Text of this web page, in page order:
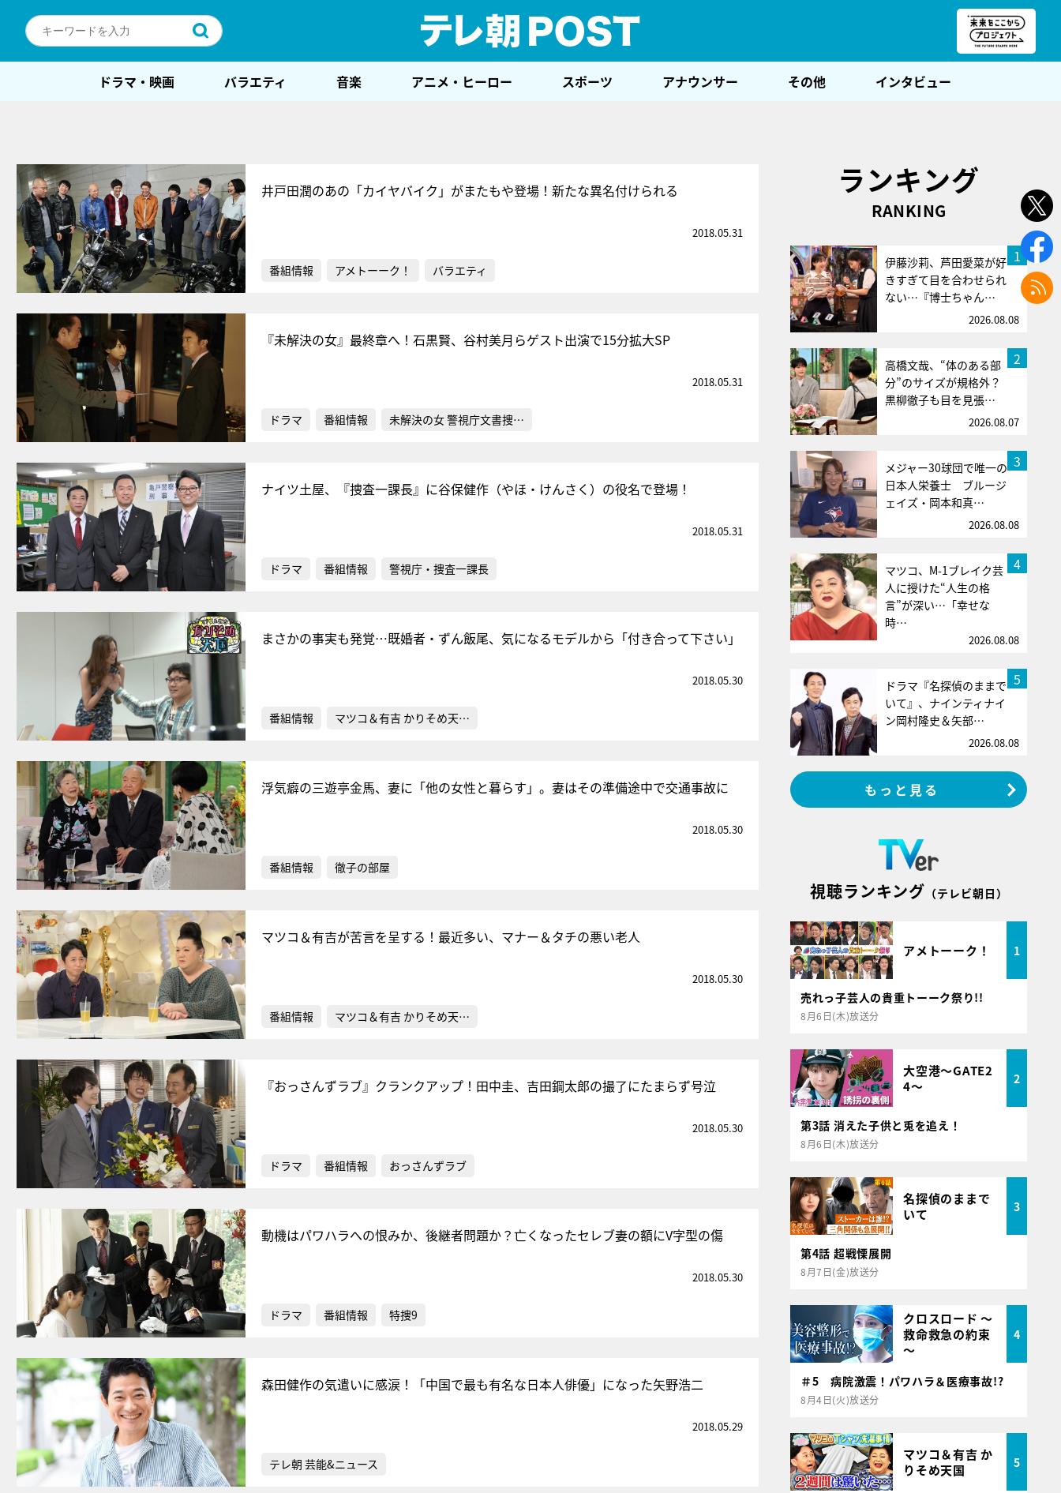
ドラマ・映画 バラエティ 音楽 アニメ・ヒーロー スポーツ アナウンサー その他 インタビュー
井戸田潤のあの「カイヤバイク」がまたもや登場！新たな異名付けられる
2018.05.31
番組情報 アメトーーク！ バラエティ
『未解決の女』最終章へ！石黒賢、谷村美月らゲスト出演で15分拡大SP
2018.05.31
ドラマ 番組情報 未解決の女 警視庁文書捜…
ナイツ土屋、『捜査一課長』に谷保健作（やほ・けんさく）の役名で登場！
2018.05.31
ドラマ 番組情報 警視庁・捜査一課長
まさかの事実も発覚…既婚者・ずん飯尾、気になるモデルから「付き合って下さい」
2018.05.30
番組情報 マツコ＆有吉 かりそめ天…
浮気癖の三遊亭金馬、妻に「他の女性と暮らす」。妻はその準備途中で交通事故に
2018.05.30
番組情報 徹子の部屋
マツコ＆有吉が苦言を呈する！最近多い、マナー＆タチの悪い老人
2018.05.30
番組情報 マツコ＆有吉 かりそめ天…
『おっさんずラブ』クランクアップ！田中圭、吉田鋼太郎の撮了にたまらず号泣
2018.05.30
ドラマ 番組情報 おっさんずラブ
動機はパワハラへの恨みか、後継者問題か？亡くなったセレブ妻の額にV字型の傷
2018.05.30
ドラマ 番組情報 特捜9
森田健作の気遣いに感涙！「中国で最も有名な日本人俳優」になった矢野浩二
2018.05.29
テレ朝 芸能&ニュース
ランキング
RANKING
1
伊藤沙莉、芦田愛菜が好
きすぎて目を合わせられ
ない…『博士ちゃん…
2026.08.08
2
高橋文哉、“体のある部
分”のサイズが規格外？
黒柳徹子も目を見張…
2026.08.07
3
メジャー30球団で唯一の
日本人栄養士 ブルージ
ェイズ・岡本和真…
2026.08.08
4
マツコ、M-1ブレイク芸
人に授けた“人生の格
言”が深い…「幸せな
時…
2026.08.08
5
ドラマ『名探偵のままで
いて』、ナインティナイ
ン岡村隆史＆矢部…
2026.08.08
もっと見る
視聴ランキング （テレビ朝日）
アメトーーク！ 1
売れっ子芸人の貴重トーーク祭り!!
8月6日(木)放送分
大空港～GATE2
4～
2
第3話 消えた子供と兎を追え！
8月6日(木)放送分
名探偵のままで
いて
3
第4話 超戦慄展開
8月7日(金)放送分
クロスロード ～
救命救急の約束
～
4
＃5 病院激震！パワハラ＆医療事故!?
8月4日(火)放送分
マツコ＆有吉 か
りそめ天国
5